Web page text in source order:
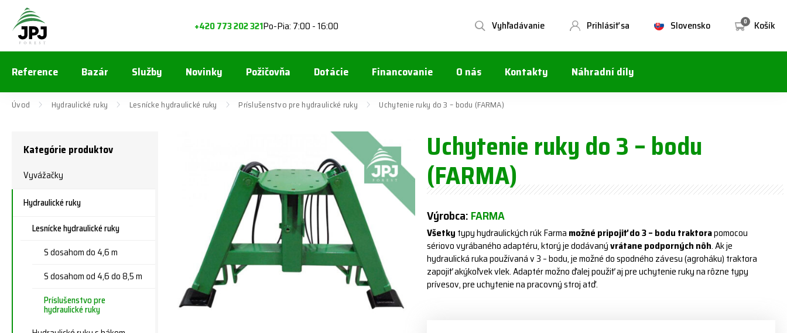
+420 773 202 321Po-Pia: 7:00 - 16:00 0 Košík
Slovensko
Prihlásiť sa
Vyhľadávanie
Reference Bazár Služby Novinky Požičovňa Dotácie Financovanie O nás Kontakty Náhradní díly
Úvod Hydraulické ruky Lesnícke hydraulické ruky Príslušenstvo pre hydraulické ruky Uchytenie ruky do 3 – bodu (FARMA)
Kategórie produktov
Vyvážačky
Hydraulické ruky
Lesnícke hydraulické ruky
S dosahom do 4,6 m
S dosahom od 4,6 do 8,5 m
Príslušenstvo pre
hydraulické ruky
Uchytenie ruky do 3 – bodu
(FARMA)
Výrobca:FARMA
Všetky typy hydraulických rúk Farma možné pripojiť do 3 – bodu traktorapomocou
sériovo vyrábaného adaptéru, ktorý je dodávanývrátane podporných nôh. Ak je
hydraulická ruka používaná v 3 – bodu, je možné do spodného závesu (agroháku) traktora
zapojiť akýkoľvek vlek. Adaptér možno ďalej použiť aj pre uchytenie ruky na rôzne typy
prívesov, pre uchytenie na pracovný stroj atď.